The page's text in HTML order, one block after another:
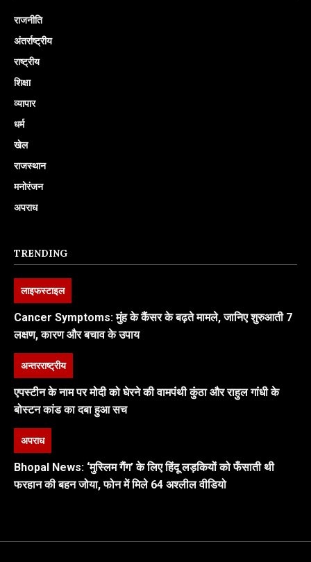
राजनीति
अंतर्राष्ट्रीय
राष्ट्रीय
शिक्षा
व्यापार
धर्म
खेल
राजस्थान
मनोरंजन
अपराध
TRENDING
लाइफस्टाइल
Cancer Symptoms: मुंह के कैंसर के बढ़ते मामले, जानिए शुरुआती 7
लक्षण, कारण और बचाव के उपाय
अन्तरराष्ट्रीय
एपस्टीन के नाम पर मोदी को घेरने की वामपंथी कुंठा और राहुल गांधी के
बोस्टन कांड का दबा हुआ सच
अपराध
Bhopal News: ‘मुस्लिम गैंग’ के लिए हिंदू लड़कियों को फँसाती थी
फरहान की बहन जोया, फोन में मिले 64 अश्लील वीडियो